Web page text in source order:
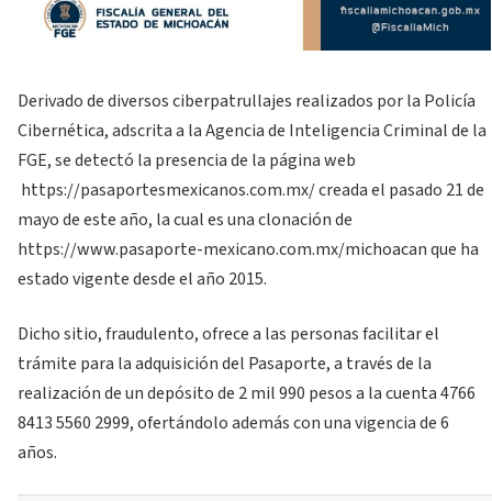
Derivado de diversos ciberpatrullajes realizados por la Policía
Cibernética, adscrita a la Agencia de Inteligencia Criminal de la
FGE, se detectó la presencia de la página web
https://pasaportesmexicanos.com.mx/ creada el pasado 21 de
mayo de este año, la cual es una clonación de
https://www.pasaporte-mexicano.com.mx/michoacan que ha
estado vigente desde el año 2015.
Dicho sitio, fraudulento, ofrece a las personas facilitar el
trámite para la adquisición del Pasaporte, a través de la
realización de un depósito de 2 mil 990 pesos a la cuenta 4766
8413 5560 2999, ofertándolo además con una vigencia de 6
años.